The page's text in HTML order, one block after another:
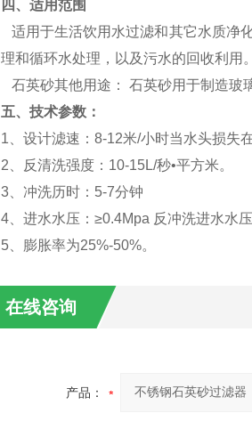
四、适用范围
适用于生活饮用水过滤和其它水质净
理和循环水处理，以及污水的回收利用。
石英砂其他用途： 石英砂用于制造玻
五、 技术参数：
1 、设计滤速： 8-12米/小时当水头损失
2 、反清洗强度： 10-15L/秒•平方米。
3、冲洗历时： 5-7分钟
4、进水水压：≥0.4Mpa 反冲洗进水水
5、膨胀率为25%-50%。
在线咨询
产品：